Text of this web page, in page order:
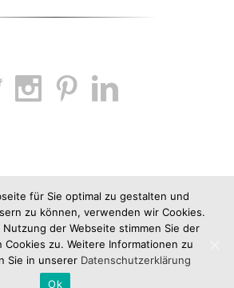
für Sie optimal zu gestalten und
zu können, verwenden wir Cookies.
der Webseite stimmen Sie der
Cookies zu. Weitere Informationen zu
Sie in unserer Datenschutzerklärung
Ok